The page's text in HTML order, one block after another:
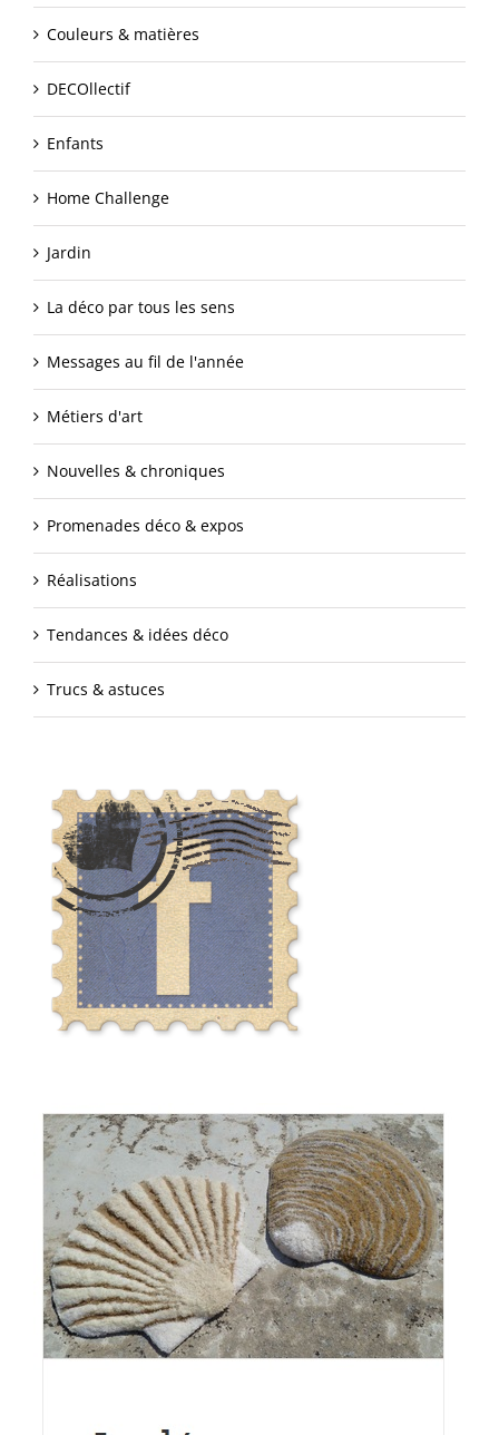
Couleurs & matières
DECOllectif
Enfants
Home Challenge
Jardin
La déco par tous les sens
Messages au fil de l'année
Métiers d'art
Nouvelles & chroniques
Promenades déco & expos
Réalisations
Tendances & idées déco
Trucs & astuces